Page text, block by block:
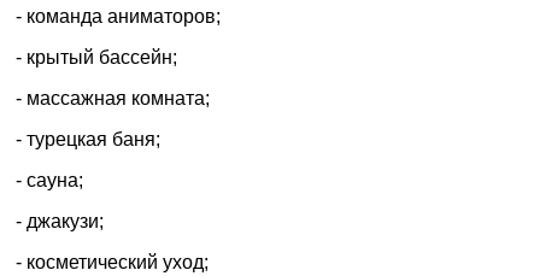
- команда аниматоров;
- крытый бассейн;
- массажная комната;
- турецкая баня;
- сауна;
- джакузи;
- косметический уход;
ДЕ ПРОЖИВАЄТЕ
ПРИМІТКИ